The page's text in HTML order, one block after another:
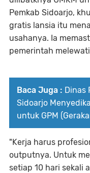
Pemkab Sidoarjo,
gratis lansia itu
usahanya. Ia
pemerintah
Baca Juga : Dinas
Sidoarjo
untuk GPM
"Kerja harus
outputnya. Untuk
setiap 10 hari sekali